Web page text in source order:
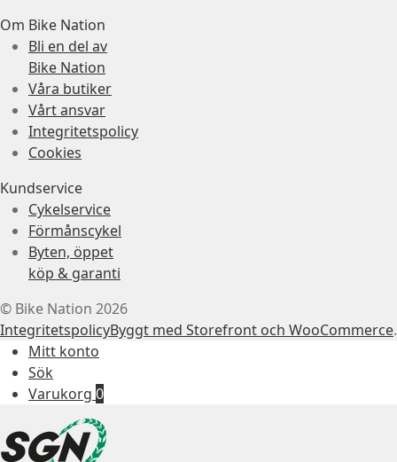
Om Bike Nation
Bli en del av
Bike Nation
Våra butiker
Vårt ansvar
Integritetspolicy
Cookies
Kundservice
Cykelservice
Förmånscykel
Byten, öppet
köp & garanti
© Bike Nation 2026
IntegritetspolicyByggt med Storefront och WooCommerce.
Mitt konto
Sök
Varukorg 0